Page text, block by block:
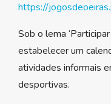
https://
Sob o lema
estabelecer um
atividades informais
desportivas.